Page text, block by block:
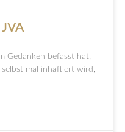
Gedanken befasst hat,
mal inhaftiert wird,